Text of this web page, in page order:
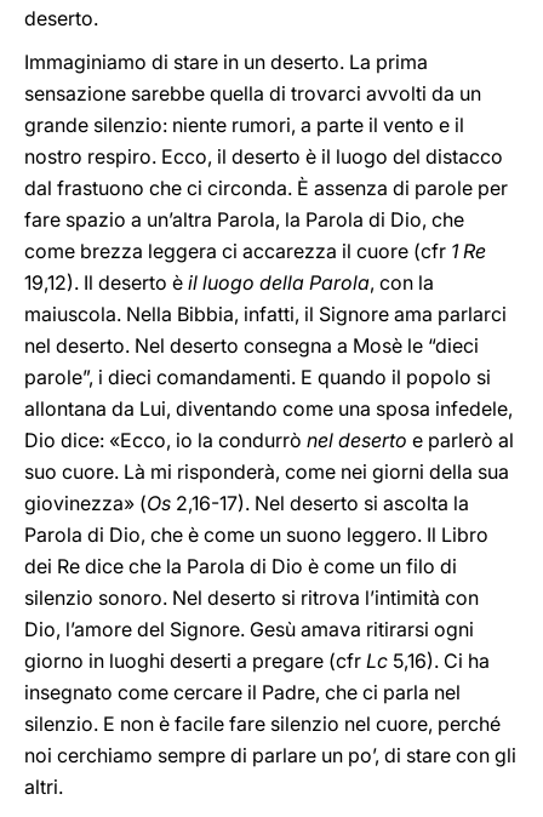
deserto.
Immaginiamo di stare in un deserto. La prima
sensazione sarebbe quella di trovarci avvolti da un
grande silenzio: niente rumori, a parte il vento e il
nostro respiro. Ecco, il deserto è il luogo del distacco
dal frastuono che ci circonda. È assenza di parole per
fare spazio a un’altra Parola, la Parola di Dio, che
come brezza leggera ci accarezza il cuore (cfr 1 Re
19,12). Il deserto è il luogo della Parola, con la
maiuscola. Nella Bibbia, infatti, il Signore ama parlarci
nel deserto. Nel deserto consegna a Mosè le “dieci
parole”, i dieci comandamenti. E quando il popolo si
allontana da Lui, diventando come una sposa infedele,
Dio dice: «Ecco, io la condurrò nel deserto e parlerò al
suo cuore. Là mi risponderà, come nei giorni della sua
giovinezza» (Os 2,16-17). Nel deserto si ascolta la
Parola di Dio, che è come un suono leggero. Il Libro
dei Re dice che la Parola di Dio è come un filo di
silenzio sonoro. Nel deserto si ritrova l’intimità con
Dio, l’amore del Signore. Gesù amava ritirarsi ogni
giorno in luoghi deserti a pregare (cfr Lc 5,16). Ci ha
insegnato come cercare il Padre, che ci parla nel
silenzio. E non è facile fare silenzio nel cuore, perché
noi cerchiamo sempre di parlare un po’, di stare con gli
altri.